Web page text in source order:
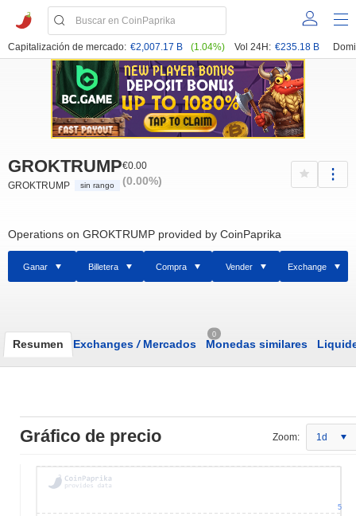
Capitalización de mercado: €2,007.17 B (1.04%) Vol 24H: €235.18 B
GROKTRUMP
GROKTRUMP sin rango
€0.00
(0.00%)
Operations on GROKTRUMP provided by CoinPaprika
Ganar Billetera Compra Vender Exchange
Resumen Exchanges /Mercados
0
Monedas similares
Gráfico de precio Zoom: 1d
5